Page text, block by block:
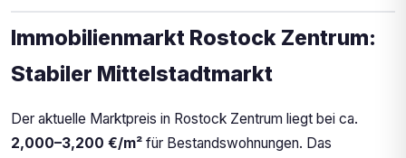
Immobilienmarkt Rostock Zentrum:
Stabiler Mittelstadtmarkt
Der aktuelle Marktpreis in Rostock Zentrum liegt bei ca.
2,000–3,200 €/m² für Bestandswohnungen. Das